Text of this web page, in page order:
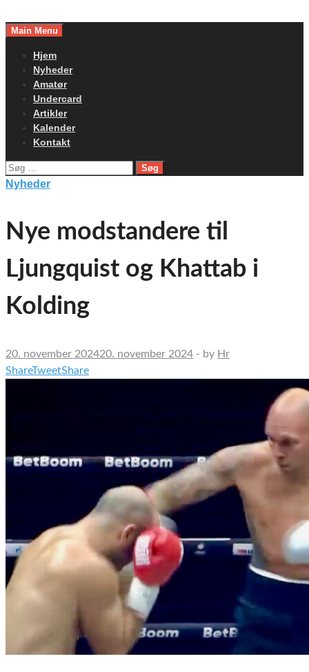
toMain Menu
Hjem
Nyheder
Amatør
Undercard
Artikler
Kalender
Kontakt
Søg
efter:
Nyheder
Nye modstandere til
Ljungquist og Khattab i
Kolding
20. november 202420. november 2024 - by Hr
ShareTweetShare